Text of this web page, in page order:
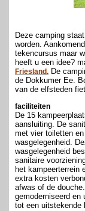
Deze camping
worden.
tekencursus maar
heeft u een idee?
Friesland. De
de Dokkumer Ee.
van de elfsteden
faciliteiten
De 15
aansluiting. De
met vier toiletten
wasgelegenheid.
wasgelegenheid
sanitaire
het kampeerterrein
extra kosten
afwas of de
gemoderniseerd en
tot een uitstekende